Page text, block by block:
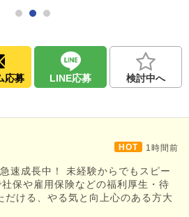
給
でも100万円以上
も50万円以上
通費
上可能
応募 LINE応募 検討中へ
1時間前
速成長中！ 未経験からでもスピー
保や雇用保険などの福利厚生・待
だける、やる気と向上心のある方大